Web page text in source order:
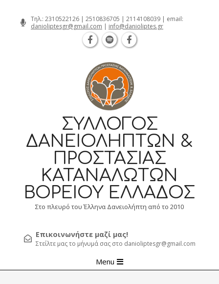
Τηλ.: 2310522126 | 2510836705 | 2114108039 | email:
danioliptesgr@gmail.com | info@danioliptes.gr
ΣΎΛΛΟΓΟΣ
ΔΑΝΕΙΟΛΗΠΤΏΝ &
ΠΡΟΣΤΑΣΊΑΣ
ΚΑΤΑΝΑΛΩΤΏΝ
ΒΟΡΕΊΟΥ ΕΛΛΆΔΟΣ
Στο πλευρό του Έλληνα Δανειολήπτη από το 2010
Επικοινωνήστε μαζί μας!
Στείλτε μας το μήνυμά σας στο danioliptesgr@gmail.com
Navigation
Menu